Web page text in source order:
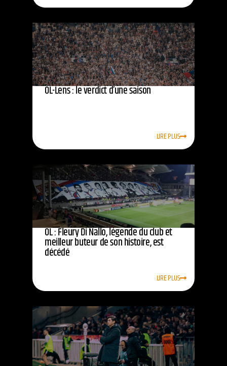
OL-Lens : le verdict d’une saison
LIRE PLUS
OL : Fleury Di Nallo, légende du club et
meilleur buteur de son histoire, est
décédé
LIRE PLUS